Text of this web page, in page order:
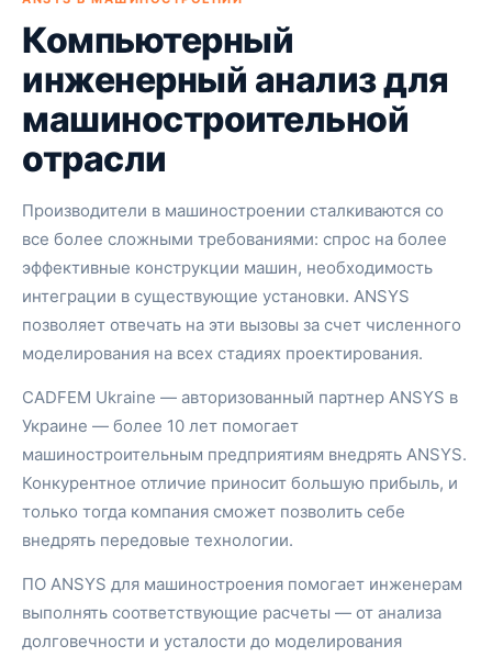
Компьютерный
инженерный анализ для
машиностроительной
отрасли
Производители в машиностроении сталкиваются со
все более сложными требованиями: спрос на более
эффективные конструкции машин, необходимость
интеграции в существующие установки. ANSYS
позволяет отвечать на эти вызовы за счет численного
моделирования на всех стадиях проектирования.
CADFEM Ukraine — авторизованный партнер ANSYS в
Украине — более 10 лет помогает
машиностроительным предприятиям внедрять ANSYS.
Конкурентное отличие приносит большую прибыль, и
только тогда компания сможет позволить себе
внедрять передовые технологии.
ПО ANSYS для машиностроения помогает инженерам
выполнять соответствующие расчеты — от анализа
долговечности и усталости до моделирования